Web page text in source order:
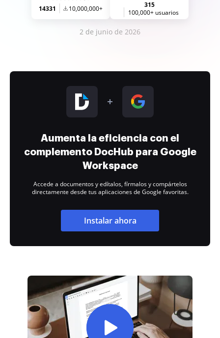
14331 10,000,000+
315
100,000+ usuarios
2 de junio de 2026
Aumenta la eficiencia con el
complemento DocHub para Google
Workspace
Accede a documentos y edítalos, fírmalos y compártelos
directamente desde tus aplicaciones de Google favoritas.
Instalar ahora